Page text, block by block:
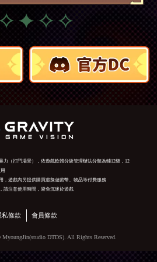
力（打鬥場景），依遊戲軟體分級管理辦法分類為輔12级，12
，遊戲內另提供購買虛擬遊戲幣、物品等付費服務
請注意使用時間，避免沉迷於遊戲
私條款 會員條款
DTDS). All Rights Reserved.